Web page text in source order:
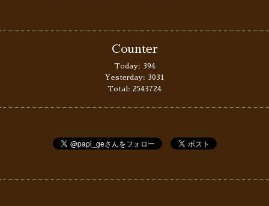
Counter
Today: 394
Yesterday: 3031
Total: 2543724